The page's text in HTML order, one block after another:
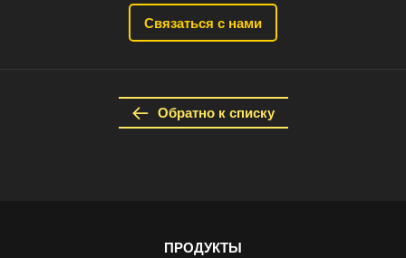
Связаться с нами
Обратно к списку
ПРОДУКТЫ